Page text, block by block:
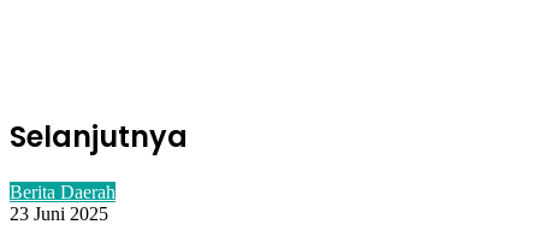
Selanjutnya
Berita Daerah
23 Juni 2025